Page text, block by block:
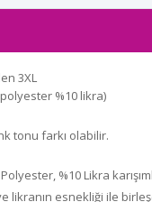
3XL
%10 likra)
tonu farkı olabilir.
%10 Likra
likranın esnekliği ile